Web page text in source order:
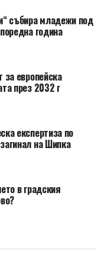
събира младежи под
година
за европейска
през 2032 г
експертиза по
на Шипка
в градския